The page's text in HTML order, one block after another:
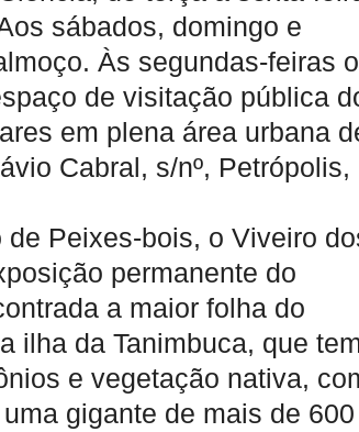
sábados, domingo e
Às segundas-feiras o
de visitação pública
em plena área urbana
Cabral, s/nº, Petrópolis,
Peixes-bois, o Viveiro
permanente do
a maior folha do
ilha da Tanimbuca, que
e vegetação nativa,
gigante de mais de 600